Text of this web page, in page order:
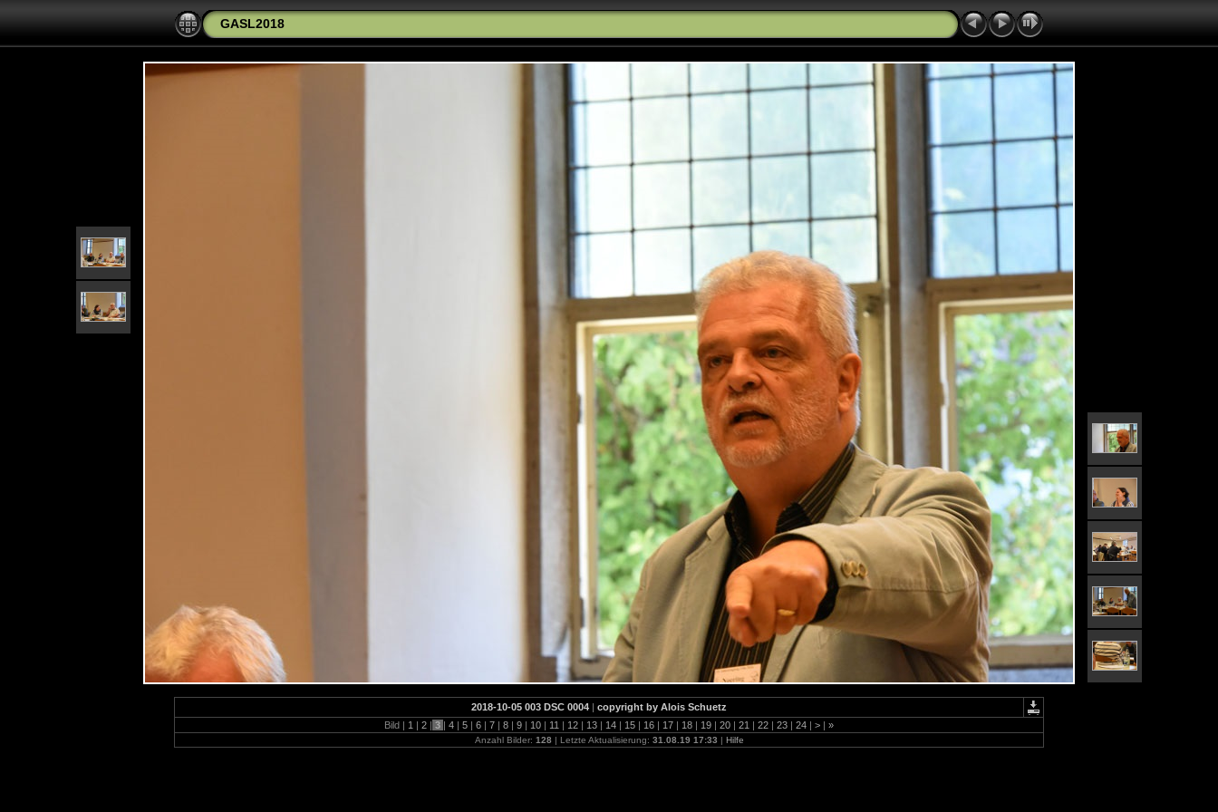
GASL2018
2018-10-05 003 DSC 0004 | copyright by Alois Schuetz
Bild | 1 | 2 | 3 | 4 | 5 | 6 | 7 | 8 | 9 | 10 | 11 | 12 | 13 | 14 | 15 | 16 | 17 | 18 | 19 | 20 | 21 | 22 | 23 | 24 | > | »
Anzahl Bilder: 128 | Letzte Aktualisierung: 31.08.19 17:33 | Hilfe